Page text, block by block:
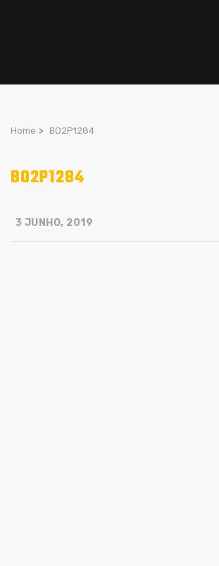
Home > BO2P1284
BO2P1284
3 JUNHO, 2019